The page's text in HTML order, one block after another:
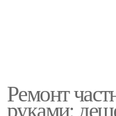
Ремонт
руками: